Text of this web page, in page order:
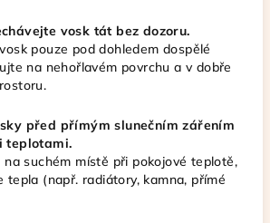
vosk tát bez dozoru.
pouze pod dohledem dospělé
na nehořlavém povrchu a v dobře
před přímým slunečním zářením
teplotami.
na suchém místě při pokojové teplotě,
tepla (např. radiátory, kamna, přímé